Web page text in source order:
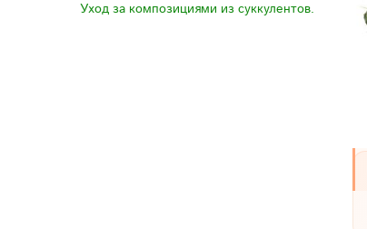
Уход за композициями из суккулентов.